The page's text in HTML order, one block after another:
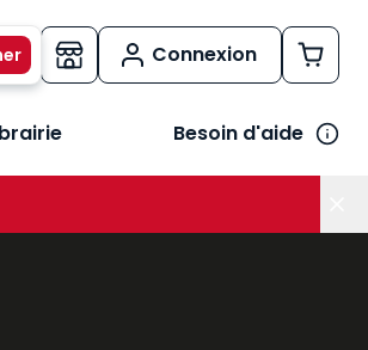
Connexion
besoins Besoin d'aide